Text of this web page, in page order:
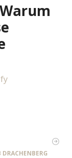
DRACHENBERG